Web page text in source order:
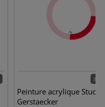
32
Peinture acrylique
Gerstaecker